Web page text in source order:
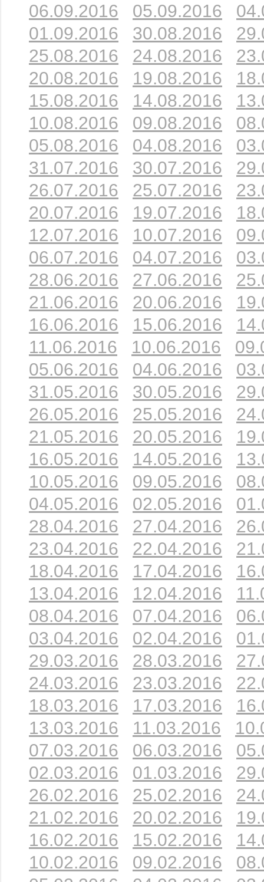
06.09.2016
05.09.2016
01.09.2016
30.08.2016
25.08.2016
24.08.2016
20.08.2016
19.08.2016
15.08.2016
14.08.2016
10.08.2016
09.08.2016
05.08.2016
04.08.2016
31.07.2016
30.07.2016
26.07.2016
25.07.2016
20.07.2016
19.07.2016
12.07.2016
10.07.2016
06.07.2016
04.07.2016
28.06.2016
27.06.2016
21.06.2016
20.06.2016
16.06.2016
15.06.2016
11.06.2016
10.06.2016
05.06.2016
04.06.2016
31.05.2016
30.05.2016
26.05.2016
25.05.2016
21.05.2016
20.05.2016
16.05.2016
14.05.2016
10.05.2016
09.05.2016
04.05.2016
02.05.2016
28.04.2016
27.04.2016
23.04.2016
22.04.2016
18.04.2016
17.04.2016
13.04.2016
12.04.2016
08.04.2016
07.04.2016
03.04.2016
02.04.2016
29.03.2016
28.03.2016
24.03.2016
23.03.2016
18.03.2016
17.03.2016
13.03.2016
11.03.2016
07.03.2016
06.03.2016
02.03.2016
01.03.2016
26.02.2016
25.02.2016
21.02.2016
20.02.2016
16.02.2016
15.02.2016
10.02.2016
09.02.2016